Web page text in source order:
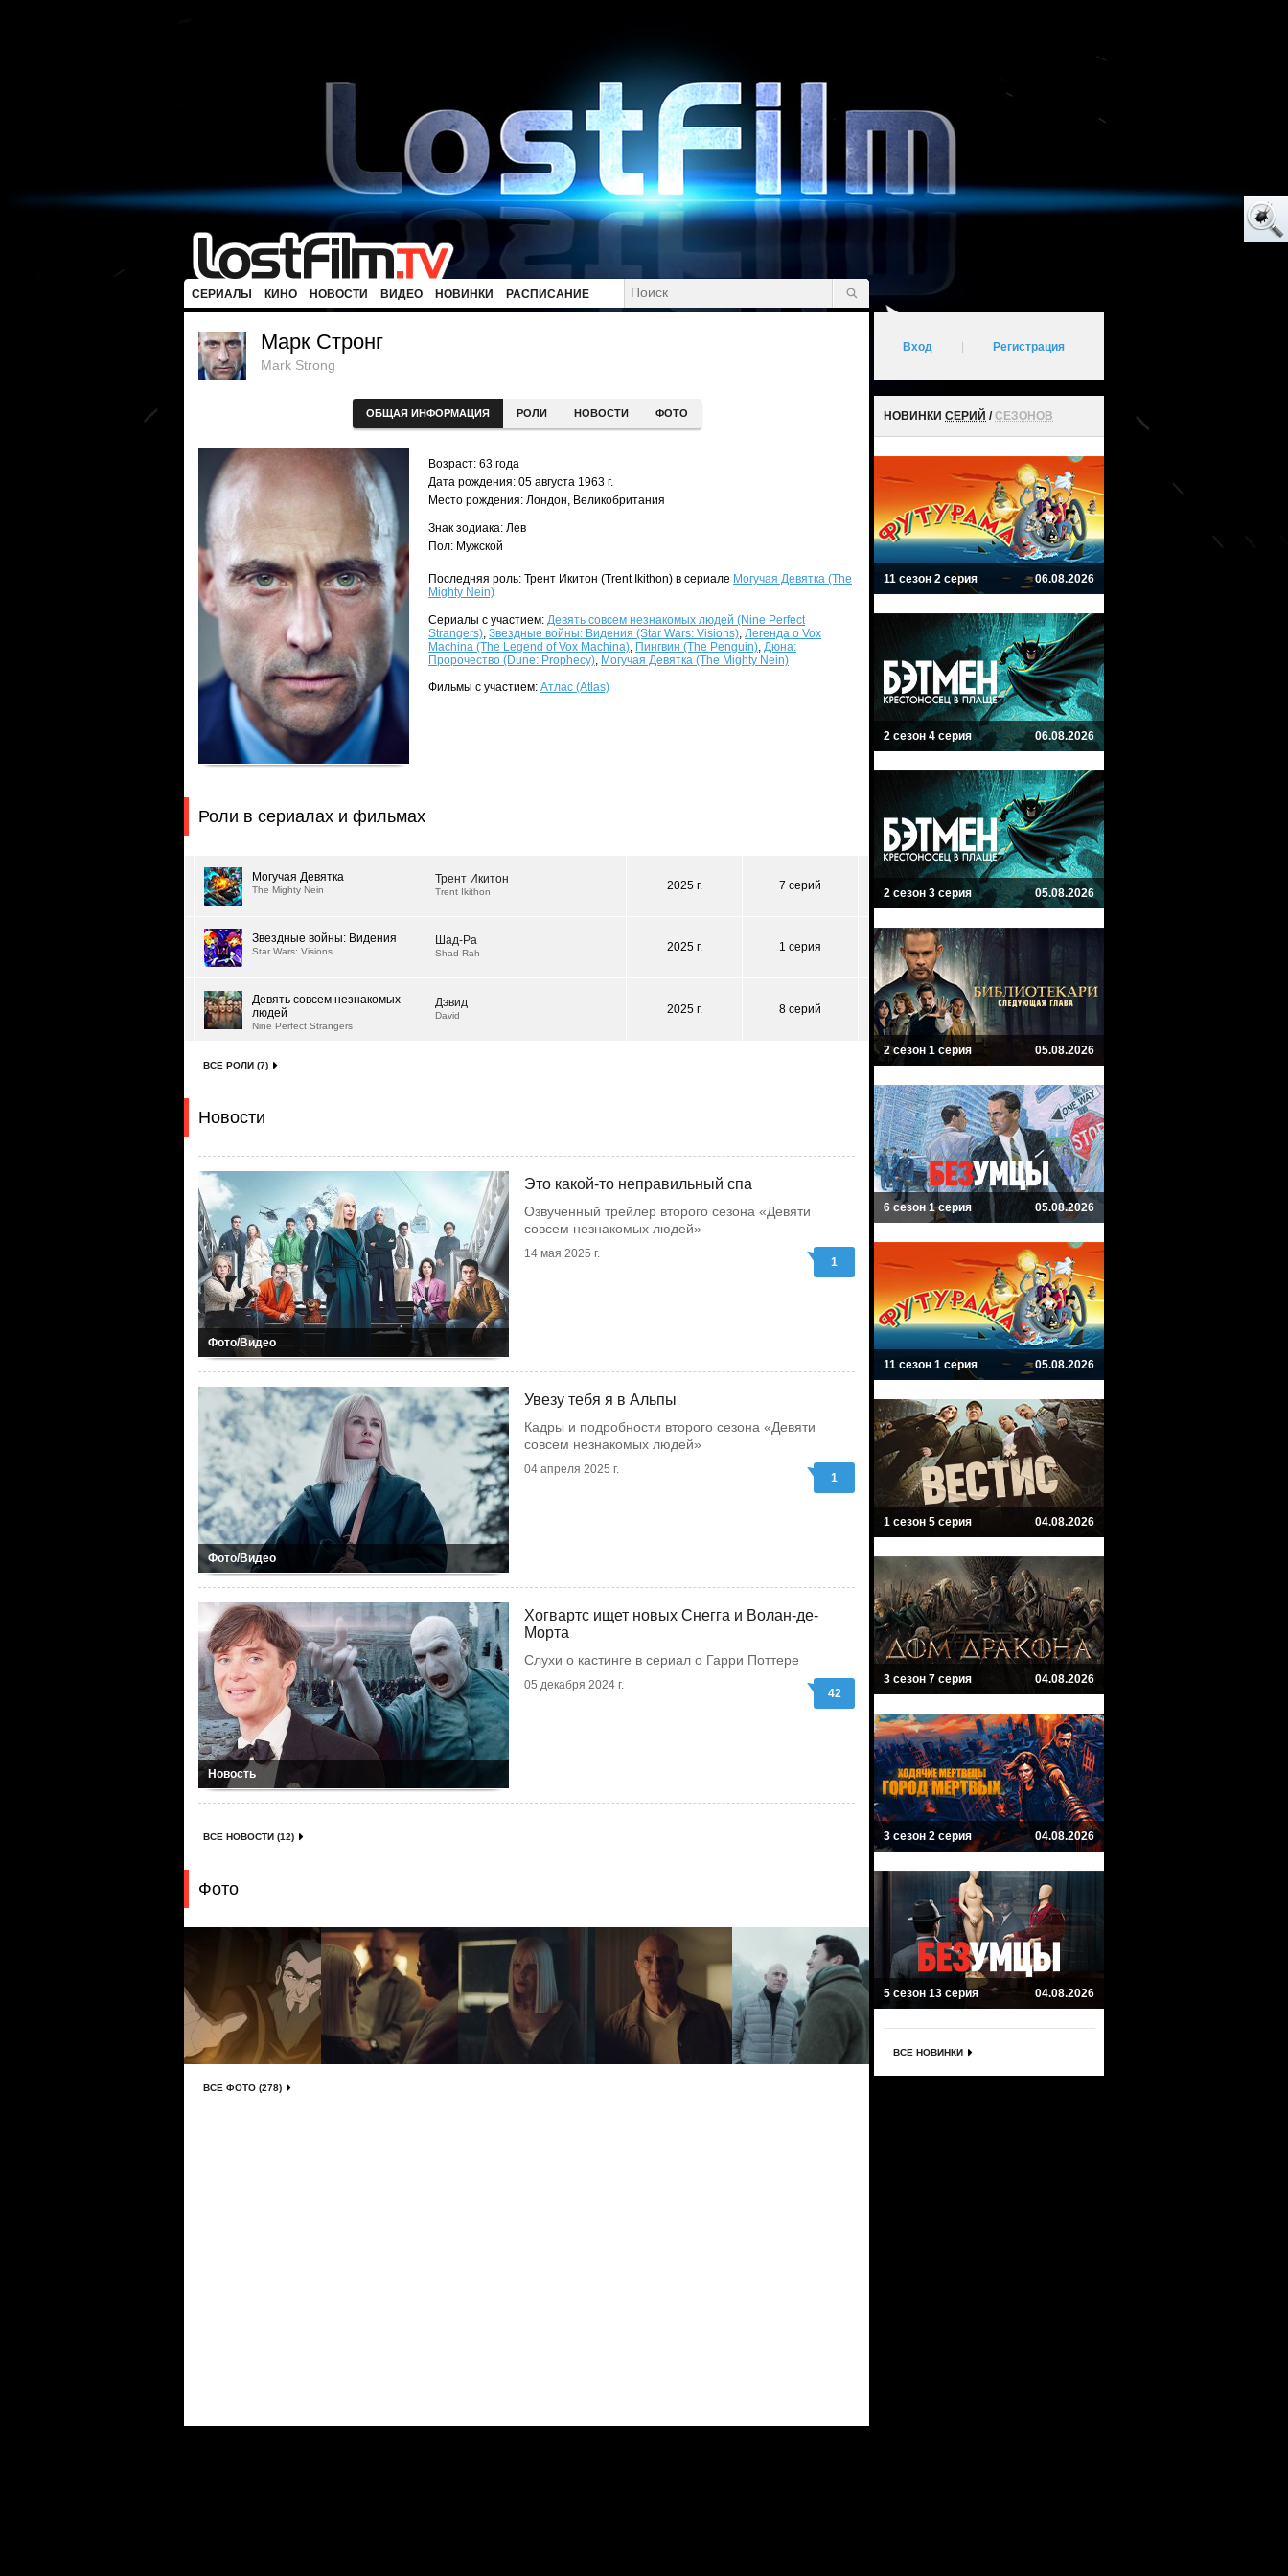
СЕРИАЛЫ КИНО НОВОСТИ ВИДЕО НОВИНКИ РАСПИСАНИЕ
Марк Стронг
Mark Strong
ОБЩАЯ ИНФОРМАЦИЯ РОЛИ НОВОСТИ ФОТО
Возраст: 63 года
Дата рождения: 05 августа 1963 г.
Место рождения: Лондон, Великобритания
Знак зодиака: Лев
Пол: Мужской
Последняя роль: Трент Икитон (Trent Ikithon) в сериале Могучая Девятка (The
Mighty Nein)
Сериалы с участием: Девять совсем незнакомых людей (Nine Perfect
Strangers), Звездные войны: Видения (Star Wars: Visions), Легенда о Vox
Machina (The Legend of Vox Machina), Пингвин (The Penguin), Дюна:
Пророчество (Dune: Prophecy), Могучая Девятка (The Mighty Nein)
Фильмы с участием: Атлас (Atlas)
Роли в сериалах и фильмах
Могучая Девятка
The Mighty Nein
Трент Икитон
Trent Ikithon 2025 г. 7 серий
Звездные войны: Видения
Star Wars: Visions
Шад-Ра
Shad-Rah 2025 г. 1 серия
Девять совсем незнакомых
людей
Nine Perfect Strangers
Дэвид
David 2025 г. 8 серий
ВСЕ РОЛИ (7)
Новости
Фото/Видео
Это какой-то неправильный спа
Озвученный трейлер второго сезона «Девяти
совсем незнакомых людей»
14 мая 2025 г.
1
Фото/Видео
Увезу тебя я в Альпы
Кадры и подробности второго сезона «Девяти
совсем незнакомых людей»
04 апреля 2025 г.
1
Новость
Хогвартс ищет новых Снегга и Волан-де-
Морта
Слухи о кастинге в сериал о Гарри Поттере
05 декабря 2024 г.
42
ВСЕ НОВОСТИ (12)
Фото
ВСЕ ФОТО (278)
Вход Регистрация
НОВИНКИ СЕРИЙ /СЕЗОНОВ
11 сезон 2 серия 06.08.2026
2 сезон 4 серия 06.08.2026
2 сезон 3 серия 05.08.2026
2 сезон 1 серия 05.08.2026
6 сезон 1 серия 05.08.2026
11 сезон 1 серия 05.08.2026
1 сезон 5 серия 04.08.2026
3 сезон 7 серия 04.08.2026
3 сезон 2 серия 04.08.2026
5 сезон 13 серия 04.08.2026
ВСЕ НОВИНКИ